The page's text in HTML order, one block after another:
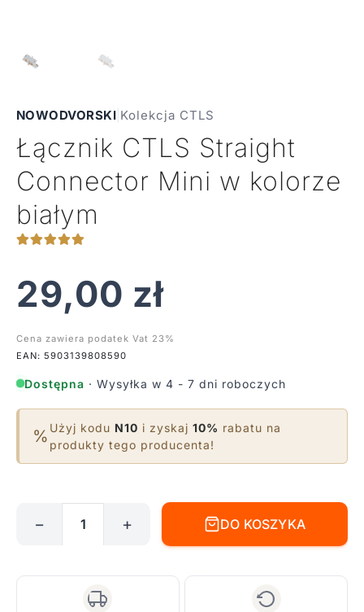
NOWODVORSKI Kolekcja CTLS
Łącznik CTLS Straight
Connector Mini w kolorze
białym
29,00 zł
Cena zawiera podatek Vat 23%
EAN: 5903139808590
Dostępna · Wysyłka w 4 - 7 dni roboczych
% Użyj kodu N10 i zyskaj 10% rabatu na
produkty tego producenta!
CTLS
− + DO KOSZYKA